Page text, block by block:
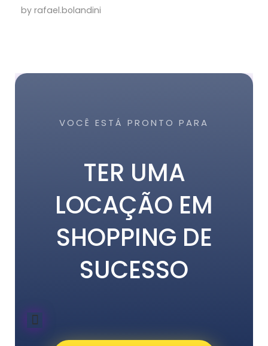
by rafael.bolandini
VOCÊ ESTÁ PRONTO PARA
TER UMA
LOCAÇÃO EM
SHOPPING DE
SUCESSO